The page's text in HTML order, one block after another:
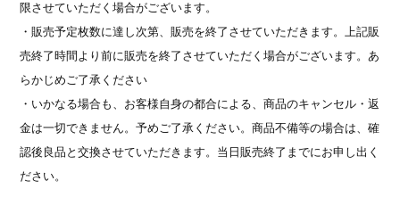
限させていただく場合がございます。
・販売予定枚数に達し次第、販売を終了させていただきます。上記販
売終了時間より前に販売を終了させていただく場合がございます。あ
らかじめご了承ください
・いかなる場合も、お客様自身の都合による、商品のキャンセル・返
金は一切できません。予めご了承ください。商品不備等の場合は、確
認後良品と交換させていただきます。当日販売終了までにお申し出く
ださい。